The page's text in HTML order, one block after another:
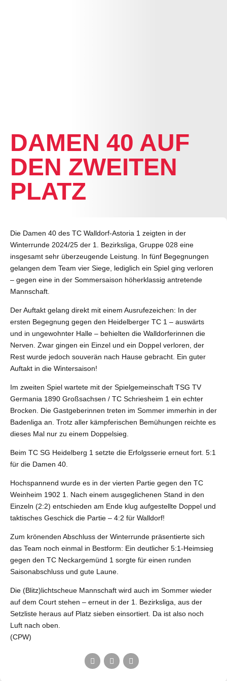
DAMEN 40 AUF
DEN ZWEITEN
PLATZ
Die Damen 40 des TC Walldorf-Astoria 1 zeigten in der
Winterrunde 2024/25 der 1. Bezirksliga, Gruppe 028 eine
insgesamt sehr überzeugende Leistung. In fünf Begegnungen
gelangen dem Team vier Siege, lediglich ein Spiel ging verloren
– gegen eine in der Sommersaison höherklassig antretende
Mannschaft.
Der Auftakt gelang direkt mit einem Ausrufezeichen: In der
ersten Begegnung gegen den Heidelberger TC 1 – auswärts
und in ungewohnter Halle – behielten die Walldorferinnen die
Nerven. Zwar gingen ein Einzel und ein Doppel verloren, der
Rest wurde jedoch souverän nach Hause gebracht. Ein guter
Auftakt in die Wintersaison!
Im zweiten Spiel wartete mit der Spielgemeinschaft TSG TV
Germania 1890 Großsachsen / TC Schriesheim 1 ein echter
Brocken. Die Gastgeberinnen treten im Sommer immerhin in der
Badenliga an. Trotz aller kämpferischen Bemühungen reichte es
dieses Mal nur zu einem Doppelsieg.
Beim TC SG Heidelberg 1 setzte die Erfolgsserie erneut fort. 5:1
für die Damen 40.
Hochspannend wurde es in der vierten Partie gegen den TC
Weinheim 1902 1. Nach einem ausgeglichenen Stand in den
Einzeln (2:2) entschieden am Ende klug aufgestellte Doppel und
taktisches Geschick die Partie – 4:2 für Walldorf!
Zum krönenden Abschluss der Winterrunde präsentierte sich
das Team noch einmal in Bestform: Ein deutlicher 5:1-Heimsieg
gegen den TC Neckargemünd 1 sorgte für einen runden
Saisonabschluss und gute Laune.
Die (Blitz)lichtscheue Mannschaft wird auch im Sommer wieder
auf dem Court stehen – erneut in der 1. Bezirksliga, aus der
Setzliste heraus auf Platz sieben einsortiert. Da ist also noch
Luft nach oben.
(CPW)